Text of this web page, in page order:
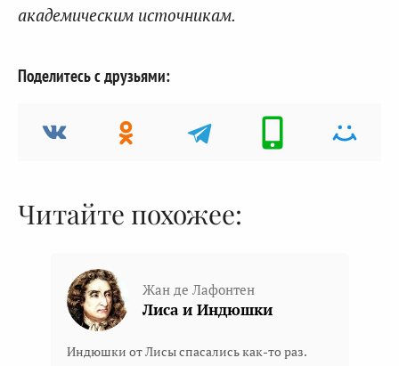
академическим источникам.
Поделитесь с друзьями:
Читайте похожее:
Жан де Лафонтен
Лиса и Индюшки
Индюшки от Лисы спасались как-то раз.